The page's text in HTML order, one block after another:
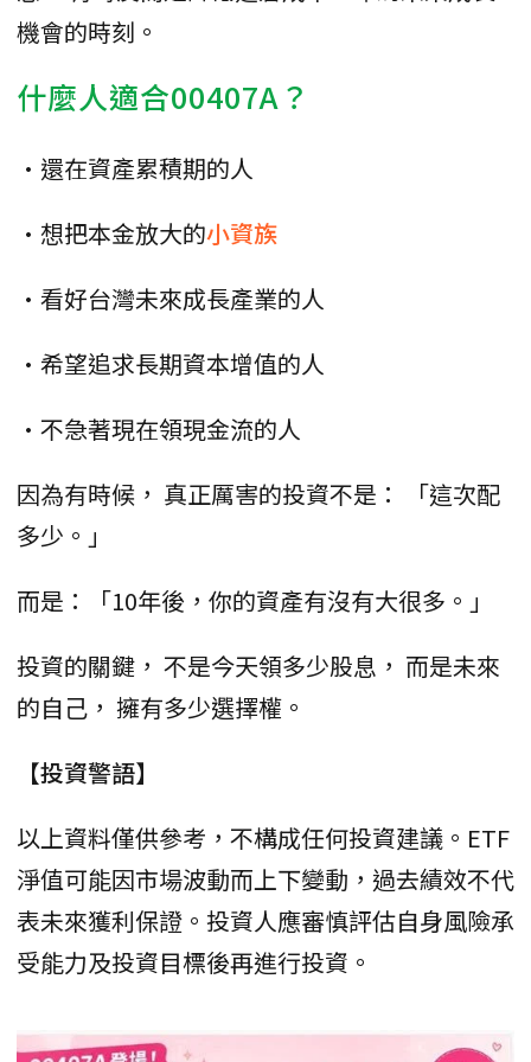
機會的時刻。
什麼人適合00407A？
•還在資產累積期的人
•想把本金放大的小資族
•看好台灣未來成長產業的人
•希望追求長期資本增值的人
•不急著現在領現金流的人
因為有時候， 真正厲害的投資不是： 「這次配
多少。」
而是：「10年後，你的資產有沒有大很多。」
投資的關鍵， 不是今天領多少股息， 而是未來
的自己， 擁有多少選擇權。
【投資警語】
以上資料僅供參考，不構成任何投資建議。ETF
淨值可能因市場波動而上下變動，過去績效不代
表未來獲利保證。投資人應審慎評估自身風險承
受能力及投資目標後再進行投資。